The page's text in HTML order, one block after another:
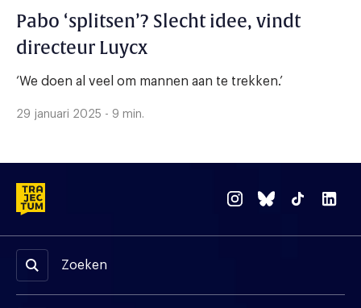
Pabo ‘splitsen’? Slecht idee, vindt
directeur Luycx
‘We doen al veel om mannen aan te trekken.’
29 januari 2025 - 9 min.
Zoeken